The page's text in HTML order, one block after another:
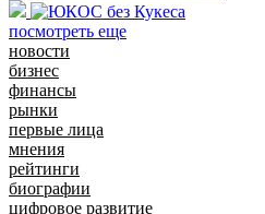
посмотреть еще
новости
бизнес
финансы
рынки
первые лица
мнения
рейтинги
биографии
цифровое развитие